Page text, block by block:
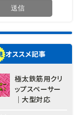
オススメ記事
極太鉄筋用クリ
ップスペーサー
｜大型対応